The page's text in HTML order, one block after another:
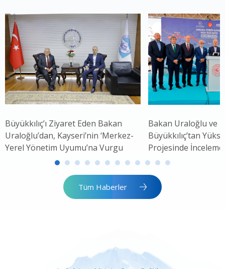
Büyükkılıç’ı Ziyaret Eden Bakan
Uraloğlu’dan, Kayseri’nin ‘Merkez-
Yerel Yönetim Uyumu’na Vurgu
Bakan Uraloğlu ve
Büyükkılıç’tan
Projesinde İnceleme
Tüm Haberler